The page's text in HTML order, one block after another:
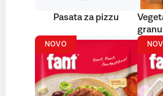
Pasata za pizzu
NOVO